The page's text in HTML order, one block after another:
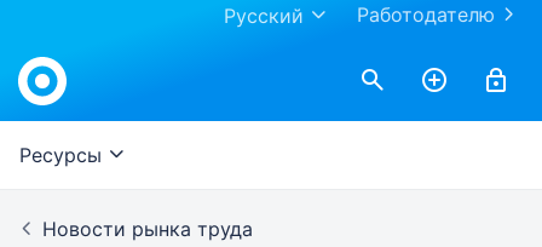
Работодателю
Русский
Work.ua
Ресурсы
Новости рынка труда